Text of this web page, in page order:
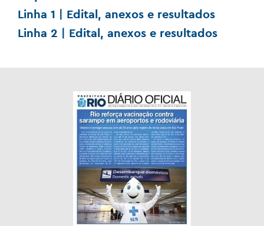
Linha 1 | Edital, anexos e resultados
Linha 2 | Edital, anexos e resultados